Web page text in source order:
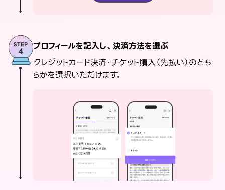
プロフィールを記入し、決済方法を選ぶ
クレジットカード決済・チケット購入（先払い）のどち
らかを選択いただけます。